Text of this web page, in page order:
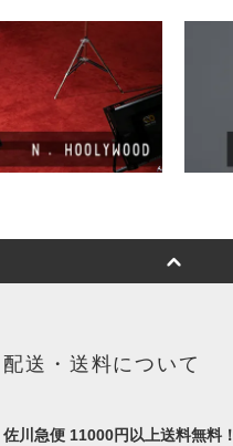
配送・送料について
佐川急便 11000円以上送料無料！